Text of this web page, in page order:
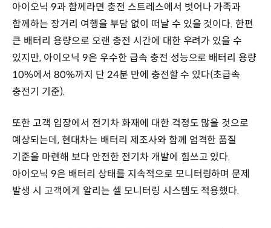
아이오닉 9과 함께라면 충전 스트레스에서 벗어나 가족과
함께하는 장거리 여행을 부담 없이 떠날 수 있을 것이다. 한편
큰 배터리 용량으로 오랜 충전 시간에 대한 우려가 있을 수
있지만, 아이오닉 9은 우수한 급속 충전 성능으로 배터리 용량
10%에서 80%까지 단 24분 만에 충전할 수 있다(초급속
충전기 기준).
또한 고객 입장에서 전기차 화재에 대한 걱정도 많을 것으로
예상되는데, 현대차는 배터리 제조사와 함께 엄격한 품질
기준을 마련해 보다 안전한 전기차 개발에 힘쓰고 있다.
아이오닉 9은 배터리 상태를 지속적으로 모니터링하며 문제
발생 시 고객에게 알리는 셀 모니터링 시스템도 적용했다.